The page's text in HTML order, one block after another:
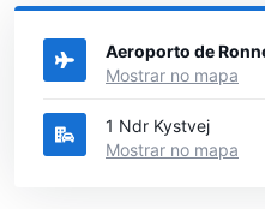
cidade em Dinamarca que
Aeroporto de
Mostrar no mapa
1 Ndr Kystvej
Mostrar no mapa